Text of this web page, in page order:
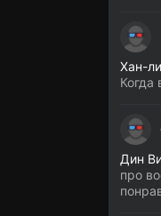
Хан-
Когда
Дин
про